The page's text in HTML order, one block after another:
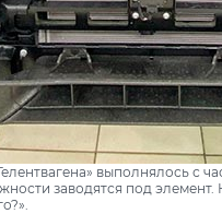
выполнялось с
заводятся под